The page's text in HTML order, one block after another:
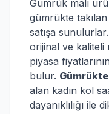
Gümrük malı
gümrükte
satışa
orijinal ve
piyasa
bulur.
alan kadın kol
dayanıklılığı ile